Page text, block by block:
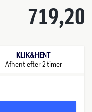
719,20
KLIK&HENT
Afhent efter 2 timer